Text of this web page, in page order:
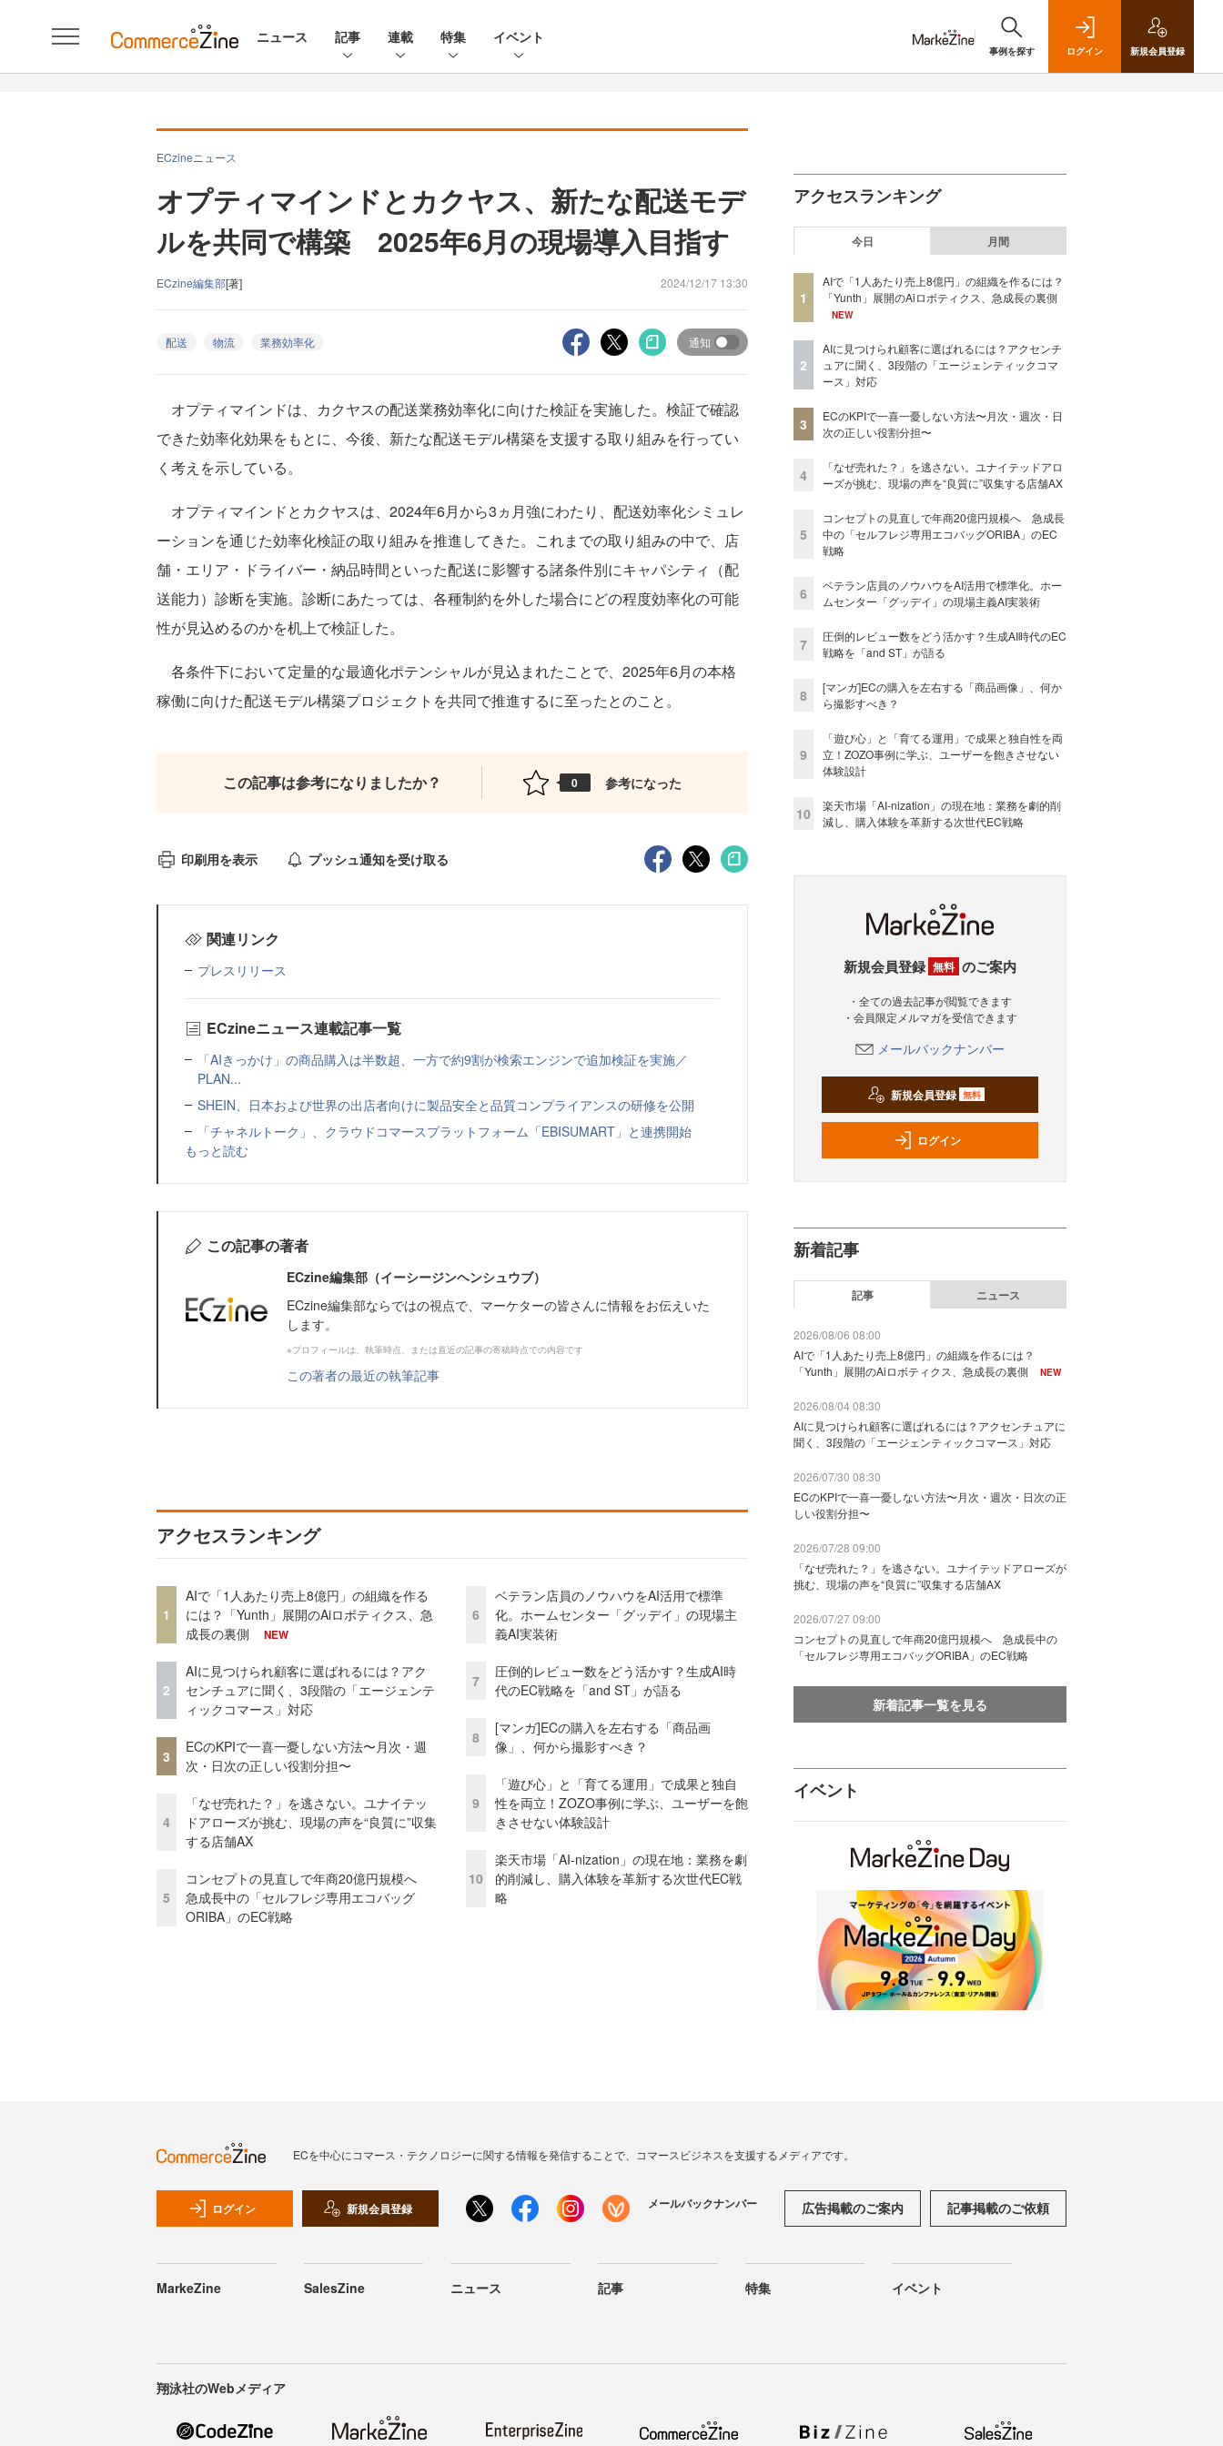
ニュース 記事 連載 特集 イベント
事例を探す ログイン 新規会員登録
ECzineニュース
オプティマインドとカクヤス、新たな配送モデ
ルを共同で構築 2025年6月の現場導入目指す
ECzine編集部[著] 2024/12/17 13:30
配送 物流 業務効率化 通知
オプティマインドは、カクヤスの配送業務効率化に向けた検証を実施した。検証で確認
できた効率化効果をもとに、今後、新たな配送モデル構築を支援する取り組みを行ってい
く考えを示している。
オプティマインドとカクヤスは、2024年6月から3ヵ月強にわたり、配送効率化シミュレ
ーションを通じた効率化検証の取り組みを推進してきた。これまでの取り組みの中で、店
舗・エリア・ドライバー・納品時間といった配送に影響する諸条件別にキャパシティ（配
送能力）診断を実施。診断にあたっては、各種制約を外した場合にどの程度効率化の可能
性が見込めるのかを机上で検証した。
各条件下において定量的な最適化ポテンシャルが見込まれたことで、2025年6月の本格
稼働に向けた配送モデル構築プロジェクトを共同で推進するに至ったとのこと。
この記事は参考になりましたか？ 0 参考になった
印刷用を表示 プッシュ通知を受け取る
関連リンク
プレスリリース
ECzineニュース連載記事一覧
「AIきっかけ」の商品購入は半数超、一方で約9割が検索エンジンで追加検証を実施／
PLAN...
SHEIN、日本および世界の出店者向けに製品安全と品質コンプライアンスの研修を公開
「チャネルトーク」、クラウドコマースプラットフォーム「EBISUMART」と連携開始
もっと読む
この記事の著者
ECzine編集部（イーシージンヘンシュウブ）
ECzine編集部ならではの視点で、マーケターの皆さんに情報をお伝えいた
します。
※プロフィールは、執筆時点、または直近の記事の寄稿時点での内容です
この著者の最近の執筆記事
アクセスランキング
1
AIで「1人あたり売上8億円」の組織を作る
には？「Yunth」展開のAiロボティクス、急
成長の裏側
NEW
2
AIに見つけられ顧客に選ばれるには？アク
センチュアに聞く、3段階の「エージェンテ
ィックコマース」対応
3
ECのKPIで一喜一憂しない方法〜月次・週
次・日次の正しい役割分担〜
4
「なぜ売れた？」を逃さない。ユナイテッ
ドアローズが挑む、現場の声を“良質に”収集
する店舗AX
5
コンセプトの見直しで年商20億円規模へ
急成長中の「セルフレジ専用エコバッグ
ORIBA」のEC戦略
6
ベテラン店員のノウハウをAI活用で標準
化。ホームセンター「グッデイ」の現場主
義AI実装術
7
圧倒的レビュー数をどう活かす？生成AI時
代のEC戦略を「and ST」が語る
8
[マンガ]ECの購入を左右する「商品画
像」、何から撮影すべき？
9
「遊び心」と「育てる運用」で成果と独自
性を両立！ZOZO事例に学ぶ、ユーザーを飽
きさせない体験設計
10
楽天市場「AI-nization」の現在地：業務を劇
的削減し、購入体験を革新する次世代EC戦
略
アクセスランキング
今日 月間
1
AIで「1人あたり売上8億円」の組織を作るには？
「Yunth」展開のAiロボティクス、急成長の裏側
NEW
2
AIに見つけられ顧客に選ばれるには？アクセンチ
ュアに聞く、3段階の「エージェンティックコマ
ース」対応
3
ECのKPIで一喜一憂しない方法〜月次・週次・日
次の正しい役割分担〜
4
「なぜ売れた？」を逃さない。ユナイテッドアロ
ーズが挑む、現場の声を“良質に”収集する店舗AX
5
コンセプトの見直しで年商20億円規模へ 急成長
中の「セルフレジ専用エコバッグORIBA」のEC
戦略
6
ベテラン店員のノウハウをAI活用で標準化。ホー
ムセンター「グッデイ」の現場主義AI実装術
7
圧倒的レビュー数をどう活かす？生成AI時代のEC
戦略を「and ST」が語る
8
[マンガ]ECの購入を左右する「商品画像」、何か
ら撮影すべき？
9
「遊び心」と「育てる運用」で成果と独自性を両
立！ZOZO事例に学ぶ、ユーザーを飽きさせない
体験設計
10
楽天市場「AI-nization」の現在地：業務を劇的削
減し、購入体験を革新する次世代EC戦略
新規会員登録 無料 のご案内
・全ての過去記事が閲覧できます
・会員限定メルマガを受信できます
メールバックナンバー
新規会員登録 無料
ログイン
新着記事
記事 ニュース
2026/08/06 08:00
AIで「1人あたり売上8億円」の組織を作るには？
「Yunth」展開のAiロボティクス、急成長の裏側
NEW
2026/08/04 08:30
AIに見つけられ顧客に選ばれるには？アクセンチュアに
聞く、3段階の「エージェンティックコマース」対応
2026/07/30 08:30
ECのKPIで一喜一憂しない方法〜月次・週次・日次の正
しい役割分担〜
2026/07/28 09:00
「なぜ売れた？」を逃さない。ユナイテッドアローズが
挑む、現場の声を“良質に”収集する店舗AX
2026/07/27 09:00
コンセプトの見直しで年商20億円規模へ 急成長中の
「セルフレジ専用エコバッグORIBA」のEC戦略
新着記事一覧を見る
イベント
ECを中心にコマース・テクノロジーに関する情報を発信することで、コマースビジネスを支援するメディアです。
ログイン 新規会員登録 メールバックナンバー 広告掲載のご案内 記事掲載のご依頼
MarkeZine SalesZine ニュース 記事 特集 イベント
翔泳社のWebメディア